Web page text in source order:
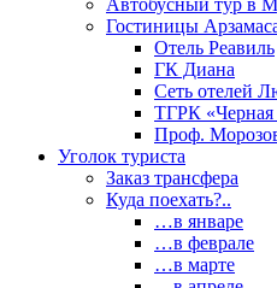
Автобусный тур в
Гостиницы
Отель Реавиль
ГК Диана
Сеть отелей
ТГРК «Черная
Проф.
Уголок туриста
Заказ трансфера
Куда поехать?..
…в январе
…в феврале
…в марте